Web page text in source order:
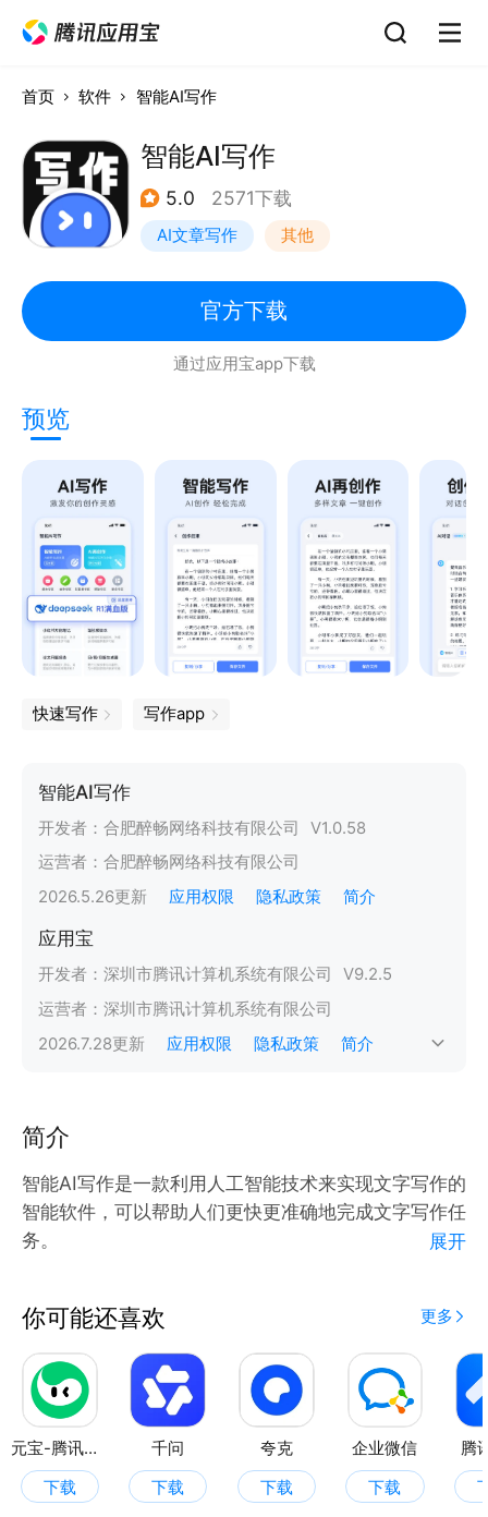
首页 软件 智能AI写作
智能AI写作
5.0 2571下载
AI文章写作 其他
官方下载
通过应用宝app下载
预览
快速写作 写作app
智能AI写作
开发者： 合肥醉畅网络科技有限公司 V1.0.58
运营者： 合肥醉畅网络科技有限公司
2026.5.26更新 应用权限 隐私政策 简介
应用宝
开发者： 深圳市腾讯计算机系统有限公司 V9.2.5
运营者： 深圳市腾讯计算机系统有限公司
2026.7.28更新 应用权限 隐私政策 简介
简介
智能AI写作是一款利用人工智能技术来实现文字写作的
智能软件，可以帮助人们更快更准确地完成文字写作任
务。
自动生成一篇完整的文章。
【智能改写】对用户输入的文章润色改写，提高文章质
量。
【写作建议】根据用户输入的文章，提供写作结构、段
落布局等方面的建议，帮助用户更好地组织文章。
【风格变换】根据用户需求，将文章转换为不同的写作
风格，如正式、非正式、幽默等。
展开
你可能还喜欢 更多
元宝-腾讯旗下AI助手
下载
千问
下载
夸克
下载
企业微信
下载
腾